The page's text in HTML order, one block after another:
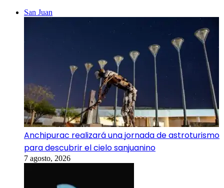
San Juan
Anchipurac realizará una jornada de astroturismo
para descubrir el cielo sanjuanino
7 agosto, 2026